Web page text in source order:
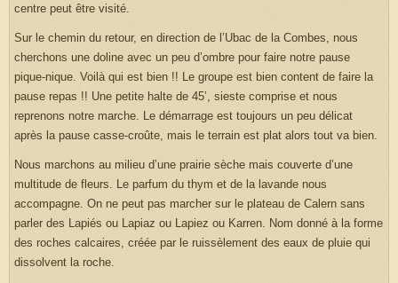
centre peut être visité.
Sur le chemin du retour, en direction de l’Ubac de la Combes, nous
cherchons une doline avec un peu d’ombre pour faire notre pause
pique-nique. Voilà qui est bien !! Le groupe est bien content de faire la
pause repas !! Une petite halte de 45’, sieste comprise et nous
reprenons notre marche. Le démarrage est toujours un peu délicat
après la pause casse-croûte, mais le terrain est plat alors tout va bien.
Nous marchons au milieu d’une prairie sèche mais couverte d’une
multitude de fleurs. Le parfum du thym et de la lavande nous
accompagne. On ne peut pas marcher sur le plateau de Calern sans
parler des Lapiés ou Lapiaz ou Lapiez ou Karren. Nom donné à la forme
des roches calcaires, créée par le ruissèlement des eaux de pluie qui
dissolvent la roche.